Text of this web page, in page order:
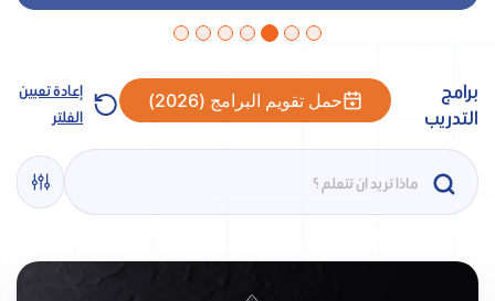
برامج
التدريب
حمل تقويم البرامج (2026)
إعادة تعيين
الفلتر